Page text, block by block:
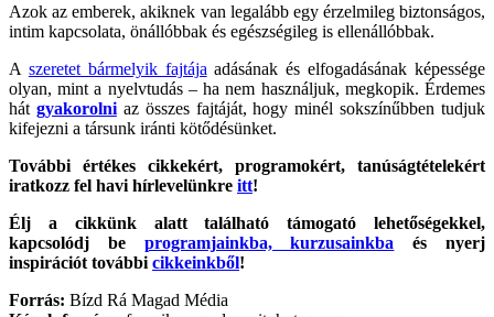
Azok az emberek, akiknek van legalább egy érzelmileg biztonságos,
intim kapcsolata, önállóbbak és egészségileg is ellenállóbbak.
A szeretet bármelyik fajtája adásának és elfogadásának képessége
olyan, mint a nyelvtudás – ha nem használjuk, megkopik. Érdemes
hát gyakorolniaz összes fajtáját, hogy minél sokszínűbben tudjuk
kifejezni a társunk iránti kötődésünket.
További értékes cikkekért, programokért, tanúságtételekért
iratkozz fel havi hírlevelünkre itt!
Élj a cikkünk alatt található támogató lehetőségekkel,
kapcsolódj be programjainkba, kurzusainkba és nyerj
inspirációt további cikkeinkből!
Forrás: Bízd Rá Magad Média